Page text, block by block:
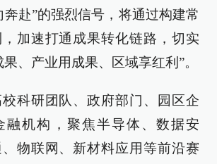
奔赴”的强烈信号，将通过构建常
加速打通成果转化链路，切实
、产业用成果、区域享红利”。
科研团队、政府部门、园区企
融机构，聚焦半导体、数据安
物联网、新材料应用等前沿赛